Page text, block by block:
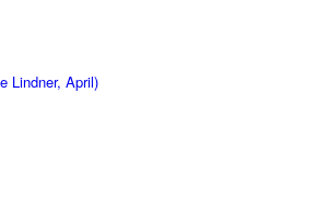
Lindner, April)